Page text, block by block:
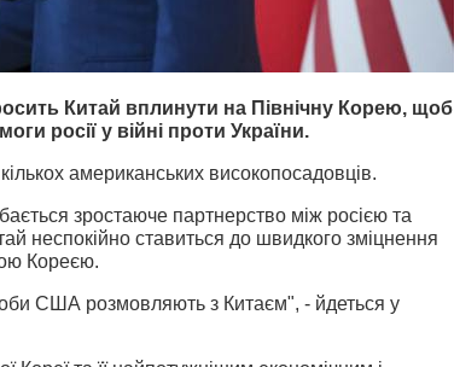
Китай вплинути на Північну Корею, щоб
росії у війні проти України.
американських високопосадовців.
зростаюче партнерство між росією та
неспокійно ставиться до швидкого зміцнення
Кореєю.
США розмовляють з Китаєм", - йдеться у